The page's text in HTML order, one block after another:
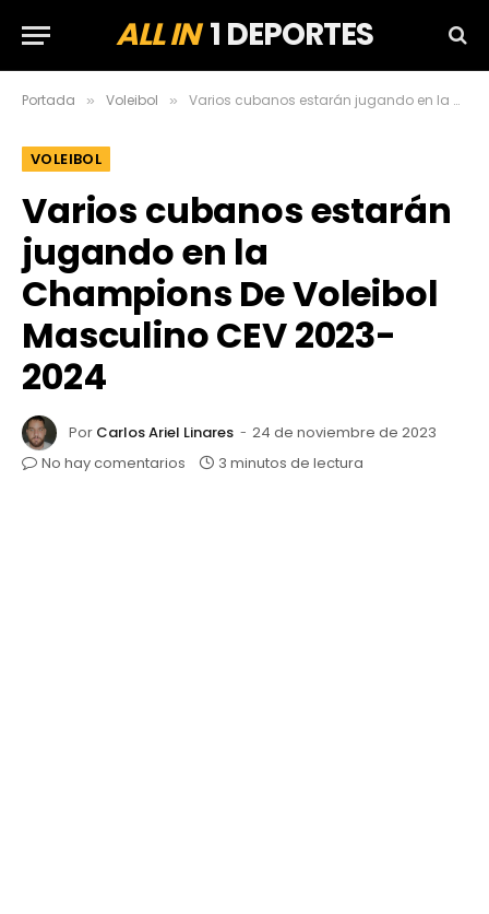
ALL IN1 DEPORTES
Portada » Voleibol » Varios cubanos estarán jugando en la Champions De Voleibol Masculino CEV 2023-2024
VOLEIBOL
Varios cubanos estarán
jugando en la
Champions De Voleibol
Masculino CEV 2023-
2024
Por Carlos Ariel Linares
24 de noviembre de 2023
No hay comentarios
3 minutos de lectura